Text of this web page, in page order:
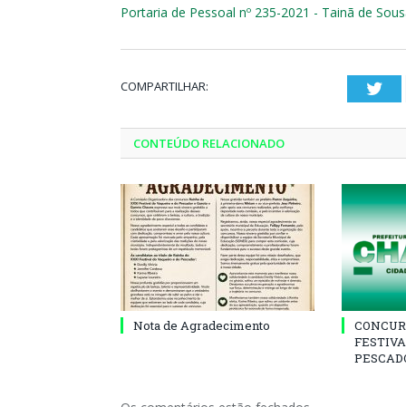
Portaria de Pessoal nº 235-2021 - Tainã de
COMPARTILHAR:
CONTEÚDO RELACIONADO
Nota de Agradecimento